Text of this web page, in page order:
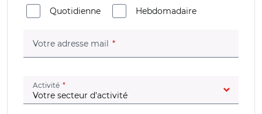
Quotidienne
Hebdomadaire
Votre adresse mail (champ obligatoire)
Activité (champ obligatoire)